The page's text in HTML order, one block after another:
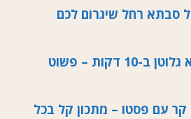
סבתא רחל שיגרום לכם
טורטיה ללא גלוטן ב-10 דקות – פשוט
עם פסטו – מתכון קל בכל